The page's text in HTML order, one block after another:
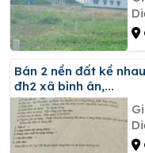
Bán 2 nền đất kề nhau tại mặt tiền đường nhựa, đường
đh2 xã bình ân,...